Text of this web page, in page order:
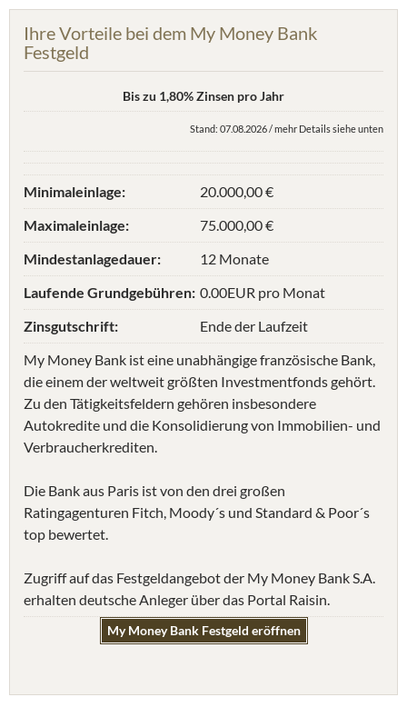
Ihre Vorteile bei dem My Money Bank
Festgeld
Bis zu 1,80% Zinsen pro Jahr
Stand: 07.08.2026 / mehr Details siehe unten
Minimaleinlage:
20.000,00 €
Maximaleinlage:
75.000,00 €
Mindestanlagedauer:
12 Monate
Laufende Grundgebühren: 0.00EUR pro Monat
Zinsgutschrift:
Ende der Laufzeit
My Money Bank ist eine unabhängige französische Bank,
die einem der weltweit größten Investmentfonds gehört.
Zu den Tätigkeitsfeldern gehören insbesondere
Autokredite und die Konsolidierung von Immobilien- und
Verbraucherkrediten.
Die Bank aus Paris ist von den drei großen
Ratingagenturen Fitch, Moody´s und Stan­dard & Poor´s
top bewertet.
Zugriff auf das Festgeldangebot der My Money Bank S.A.
erhalten deutsche Anleger über das Portal Raisin.
My Money Bank Festgeld eröffnen